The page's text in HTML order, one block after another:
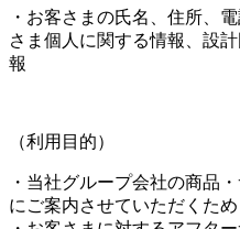
・お客さまの氏名、住所、
さま個人に関する情報、設
報
（利用目的）
・当社グループ会社の商品
にご案内させていただくため